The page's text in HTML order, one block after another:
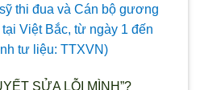
thi đua và Cán bộ gương
Việt Bắc, từ ngày 1 đến
tư liệu: TTXVN)
SỬA LỖI MÌNH”?